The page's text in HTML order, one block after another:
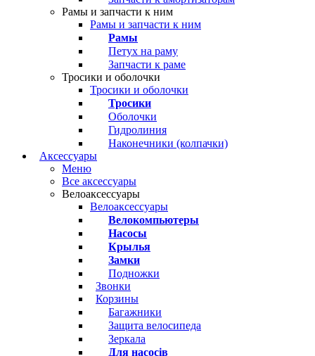
Рамы и запчасти к ним
Рамы и запчасти к ним
Рамы
Петух на раму
Запчасти к раме
Тросики и оболочки
Тросики и оболочки
Тросики
Оболочки
Гидролиния
Наконечники (колпачки)
Аксессуары
Меню
Все аксессуары
Велоаксессуары
Велоаксессуары
Велокомпьютеры
Насосы
Крылья
Замки
Подножки
Звонки
Корзины
Багажники
Защита велосипеда
Зеркала
Для насосів